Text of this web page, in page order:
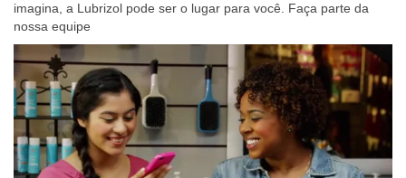
imagina, a Lubrizol pode ser o lugar para você. Faça parte da
nossa equipe